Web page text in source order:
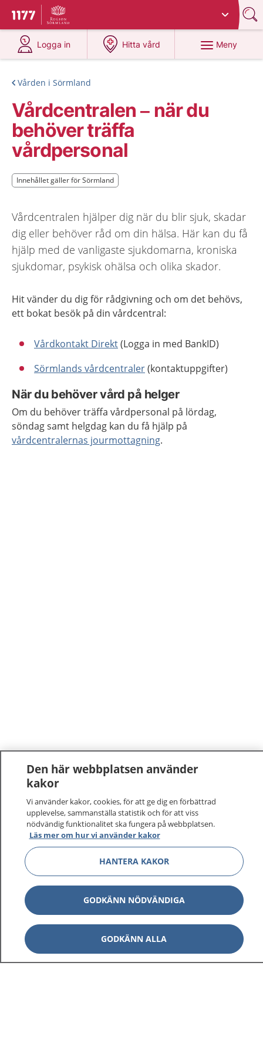
Till startsidan för 1177
Du har valt region
Logga in
på 1177.se
Hitta vård
på 1177.se
Meny
Vården i Sörmland
Vårdcentralen – när du
behöver träffa
vårdpersonal
Innehållet gäller för Sörmland
Innehållet gäller för Sörmland
Vårdcentralen hjälper dig när du blir sjuk, skadar
dig eller behöver råd om din hälsa. Här kan du få
hjälp med de vanligaste sjukdomarna, kroniska
sjukdomar, psykisk ohälsa och olika skador.
Hit vänder du dig för rådgivning och om det behövs,
ett bokat besök på din vårdcentral:
Vårdkontakt Direkt(Logga in med BankID)
Sörmlands vårdcentraler(kontaktuppgifter)
När du behöver vård på helger
Om du behöver träffa vårdpersonal på lördag,
söndag samt helgdag kan du få hjälp på
vårdcentralernas jourmottagning.
1177–tryggt om din hälsa och vård
På 1177.se får du råd om hälsa och information om
sjukdomar och vilka mottagningar du kan kontakta.
Logga in för att läsa din journal och göra dina
vårdärenden. Ring telefonnummer 1177 för
Den här webbplatsen använder
kakor
Vi använder kakor, cookies, för att ge dig en förbättrad
upplevelse, sammanställa statistik och för att viss
nödvändig funktionalitet ska fungera på webbplatsen.
Läs mer om hur vi använder kakor
HANTERA KAKOR
GODKÄNN NÖDVÄNDIGA
GODKÄNN ALLA